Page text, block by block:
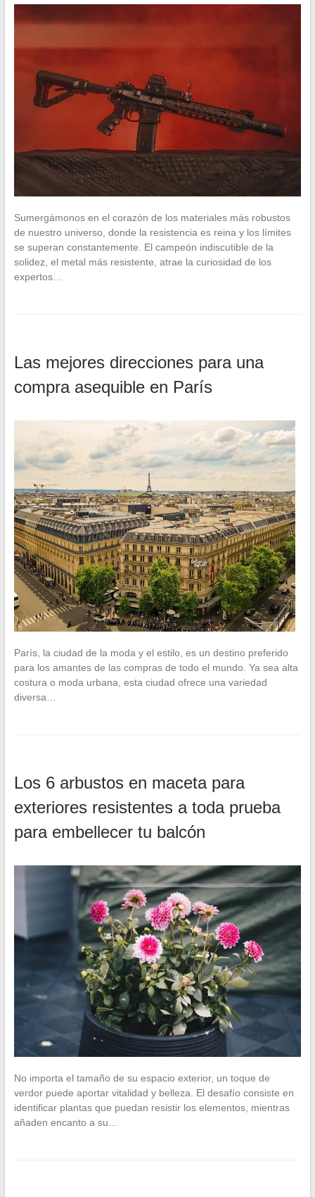
Sumergámonos en el corazón de los materiales más robustos
de nuestro universo, donde la resistencia es reina y los límites
se superan constantemente. El campeón indiscutible de la
solidez, el metal más resistente, atrae la curiosidad de los
expertos…
Las mejores direcciones para una
compra asequible en París
París, la ciudad de la moda y el estilo, es un destino preferido
para los amantes de las compras de todo el mundo. Ya sea alta
costura o moda urbana, esta ciudad ofrece una variedad
diversa…
Los 6 arbustos en maceta para
exteriores resistentes a toda prueba
para embellecer tu balcón
No importa el tamaño de su espacio exterior, un toque de
verdor puede aportar vitalidad y belleza. El desafío consiste en
identificar plantas que puedan resistir los elementos, mientras
añaden encanto a su…